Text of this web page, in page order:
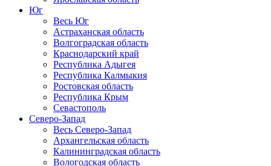
Юг
Весь Юг
Астраханская область
Волгоградская область
Краснодарский край
Республика Адыгея
Республика Калмыкия
Ростовская область
Республика Крым
Севастополь
Северо-Запад
Весь Северо-Запад
Архангельская область
Калининградская область
Вологодская область